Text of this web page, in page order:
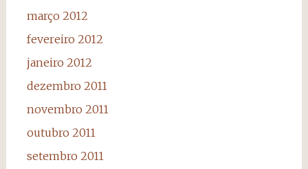
março 2012
fevereiro 2012
janeiro 2012
dezembro 2011
novembro 2011
outubro 2011
setembro 2011